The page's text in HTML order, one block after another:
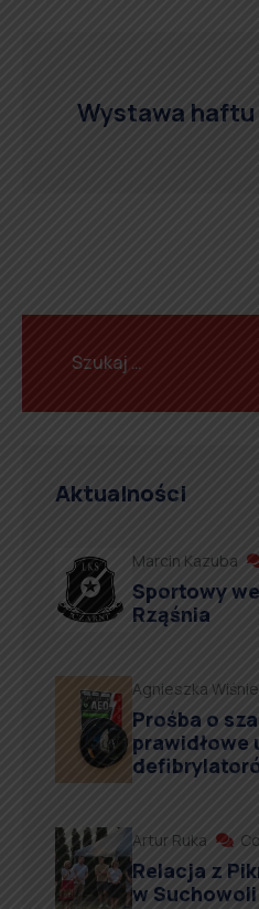
Wystawa haftu
Aktualności
Marcin Kazuba
Sportowy
Rząśnia
Agnieszka
Prośba o
prawidłowe
Artur Ruka
Relacja z
w Suchowoli